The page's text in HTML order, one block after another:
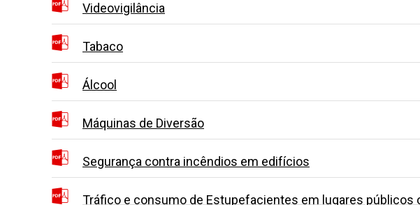
Videovigilância
Tabaco
Álcool
Máquinas de Diversão
Segurança contra incêndios em edifícios
Tráfico e consumo de Estupefacientes em lugares públicos